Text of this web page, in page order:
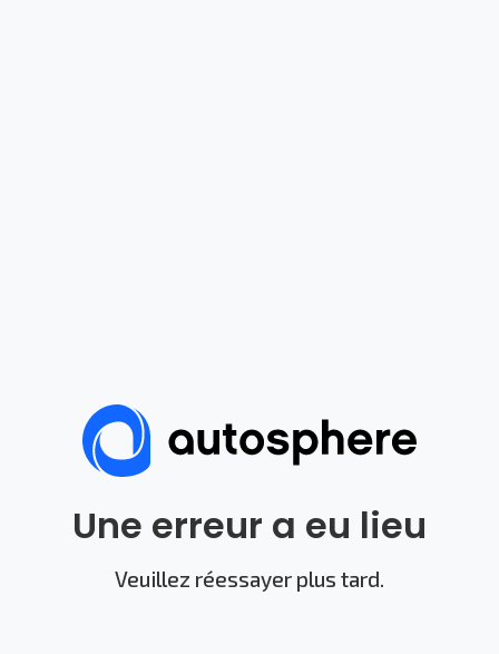
Une erreur a eu lieu
Veuillez réessayer plus tard.